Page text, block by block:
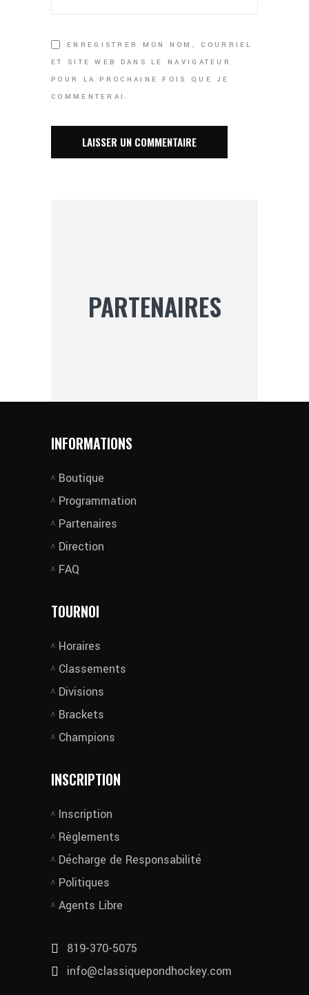
ENREGISTRER MON NOM, COURRIEL
ET SITE WEB DANS LE NAVIGATEUR
POUR LA PROCHAINE FOIS QUE JE
COMMENTERAI.
PARTENAIRES
INFORMATIONS
Boutique
Programmation
Partenaires
Direction
FAQ
TOURNOI
Horaires
Classements
Divisions
Brackets
Champions
INSCRIPTION
Inscription
Règlements
Décharge de Responsabilité
Politiques
Agents Libre
819-370-5075
info@classiquepondhockey.com